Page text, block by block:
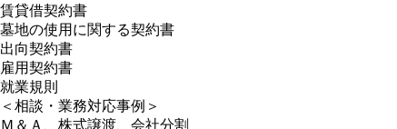
賃貸借契約書
墓地の使用に関する契約書
出向契約書
雇用契約書
就業規則
＜相談・業務対応事例＞
Ｍ＆Ａ、株式譲渡、会社分割